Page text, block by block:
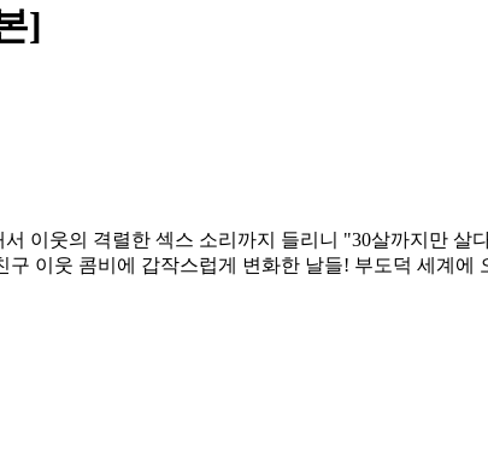
]
이웃의 격렬한 섹스 소리까지 들리니 "30살까지만 살
이웃 콤비에 갑작스럽게 변화한 날들! 부도덕 세계